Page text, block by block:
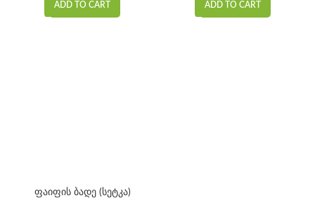
ADD TO CART ADD TO CART
ფაიფის ბადე (სეტკა)